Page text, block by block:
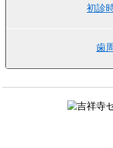
初診
歯